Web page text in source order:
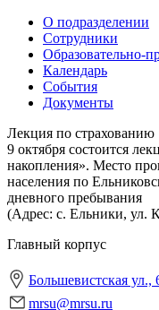
О подразделении
Сотрудники
Образовательно-
Календарь
События
Документы
Лекция по страхованию
9 октября состоится
накопления». Место
населения по
дневного пребывания
(Адрес: с. Ельники, ул.
Главный корпус
Большевистская ул.,
mrsu@mrsu.ru